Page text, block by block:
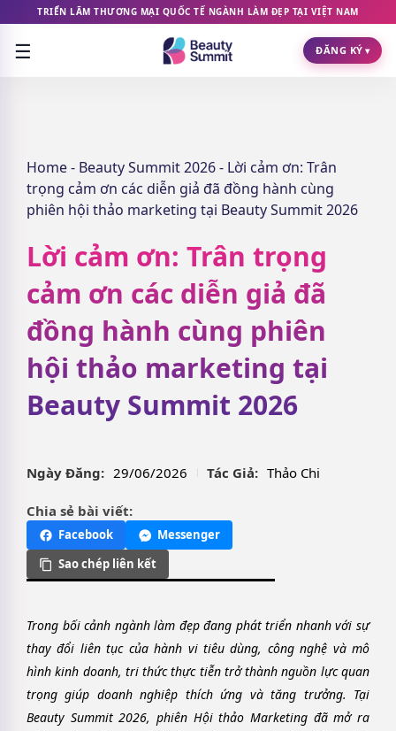
TRIỂN LÃM THƯƠNG MẠI QUỐC TẾ NGÀNH LÀM ĐẸP TẠI VIỆT NAM
☰ ĐĂNG KÝ ▾
Home- Beauty Summit 2026- Lời cảm ơn: Trân
trọng cảm ơn các diễn giả đã đồng hành cùng
phiên hội thảo marketing tại Beauty Summit 2026
Lời cảm ơn: Trân trọng
cảm ơn các diễn giả đã
đồng hành cùng phiên
hội thảo marketing tại
Beauty Summit 2026
Ngày Đăng: 29/06/2026 Tác Giả: Thảo Chi
Chia sẻ bài viết:
Facebook
Messenger
Sao chép liên kết
Trong bối cảnh ngành làm đẹp đang phát triển nhanh với sự
thay đổi liên tục của hành vi tiêu dùng, công nghệ và mô
hình kinh doanh, tri thức thực tiễn trở thành nguồn lực quan
trọng giúp doanh nghiệp thích ứng và tăng trưởng. Tại
Beauty Summit 2026, phiên Hội thảo Marketing đã mở ra